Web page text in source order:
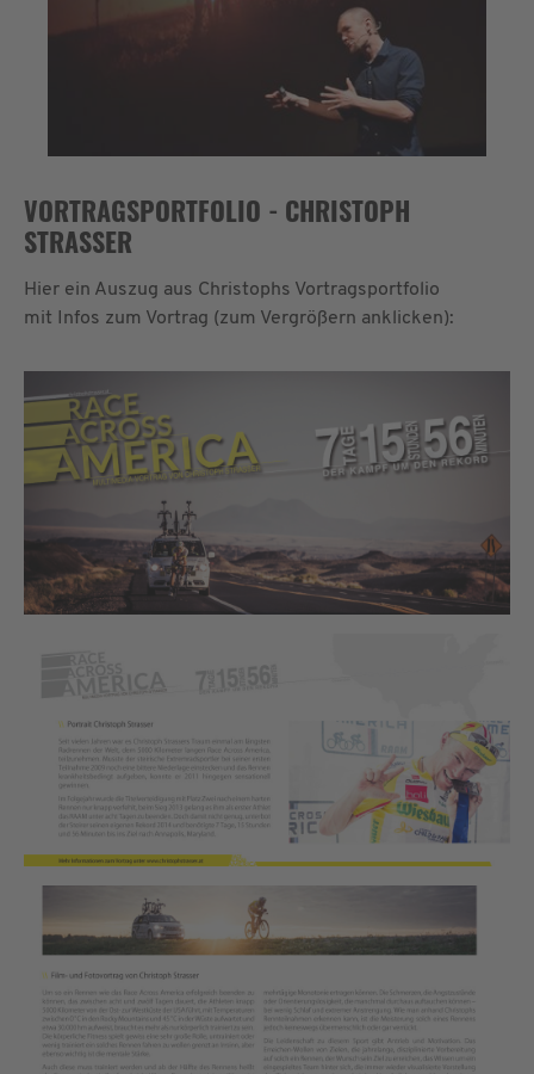
VORTRAGSPORTFOLIO - CHRISTOPH
STRASSER
Hier ein Auszug aus Christophs Vortragsportfolio
mit Infos zum Vortrag (zum Vergrößern anklicken):